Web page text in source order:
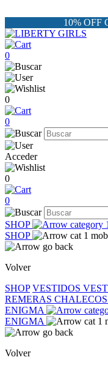
10% OFF
0
0
0
Acceder
0
0
SHOP
SHOP
Volver
SHOP VESTIDOS
REMERAS CHALECOS
ENIGMA
ENIGMA
Volver